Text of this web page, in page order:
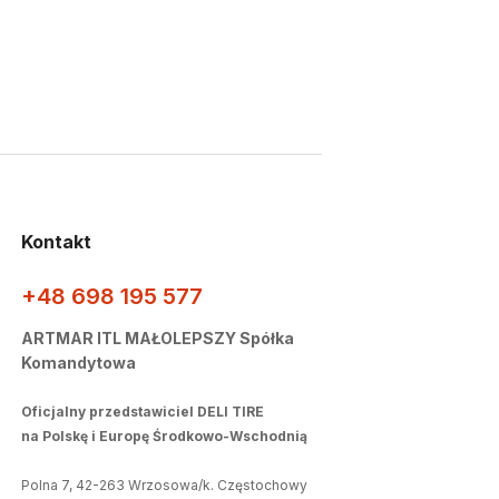
Kontakt
+48 698 195 577
ARTMAR ITL MAŁOLEPSZY Spółka
Komandytowa
Oficjalny przedstawiciel DELI TIRE
na Polskę i Europę Środkowo-Wschodnią
Polna 7, 42-263 Wrzosowa/k. Częstochowy